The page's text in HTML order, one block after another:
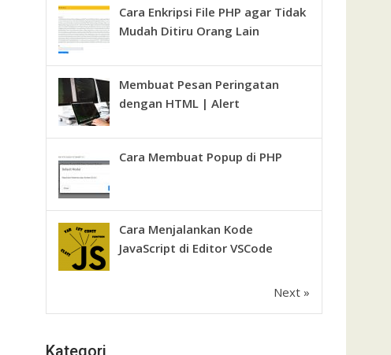
Cara Enkripsi File PHP agar Tidak
Mudah Ditiru Orang Lain
Membuat Pesan Peringatan
dengan HTML | Alert
Cara Membuat Popup di PHP
Cara Menjalankan Kode
JavaScript di Editor VSCode
Next »
Kategori